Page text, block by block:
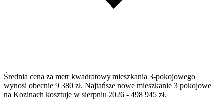
Średnia cena za metr kwadratowy mieszkania 3-pokojowego
wynosi obecnie 9 380 zł. Najtańsze nowe mieszkanie 3 pokojowe
na Kozinach kosztuje w sierpniu 2026 - 498 945 zł.